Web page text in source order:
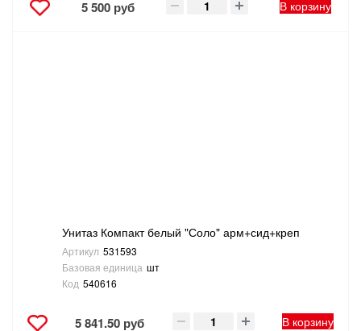
5 500 руб В корзину
Унитаз Компакт белый "Соло" арм+сид+креп
Артикул 531593
Базовая единица шт
Код 540616
5 841.50 руб В корзину